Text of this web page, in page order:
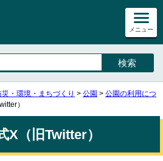
メニュー
災・環境・まちづくり > 公園 > 公園の利用につ
）
X（旧Twitter）